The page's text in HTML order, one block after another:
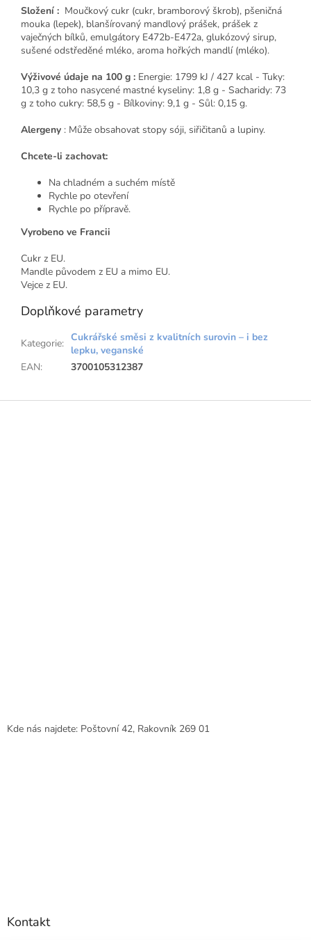
Složení : Moučkový cukr (cukr, bramborový škrob), pšeničná
mouka (lepek), blanšírovaný mandlový prášek, prášek z
vaječných bílků, emulgátory E472b-E472a, glukózový sirup,
sušené odstředěné mléko, aroma hořkých mandlí (mléko).
Výživové údaje na 100 g : Energie: 1799 kJ / 427 kcal - Tuky:
10,3 g z toho nasycené mastné kyseliny: 1,8 g - Sacharidy: 73
g z toho cukry: 58,5 g - Bílkoviny: 9,1 g - Sůl: 0,15 g.
Alergeny : Může obsahovat stopy sóji, siřičitanů a lupiny.
Chcete-li zachovat:
Na chladném a suchém místě
Rychle po otevření
Rychle po přípravě.
Vyrobeno ve Francii
Cukr z EU.
Mandle původem z EU a mimo EU.
Vejce z EU.
Doplňkové parametry
Kategorie: Cukrářské směsi z kvalitních surovin – i bez
lepku, veganské
EAN: 3700105312387
Z
Kde nás najdete: Poštovní 42, Rakovník 269 01
Kontakt